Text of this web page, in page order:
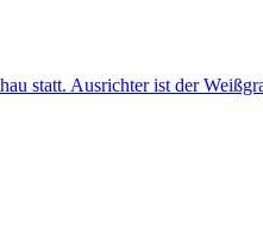
statt. Ausrichter ist der